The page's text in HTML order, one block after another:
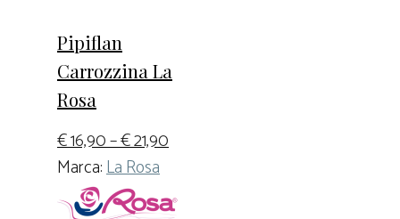
Pipiflan
Carrozzina La
Rosa
€16,90–€21,90
Marca:La Rosa